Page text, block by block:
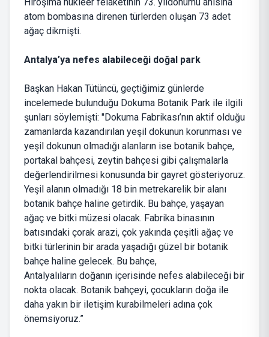
atom bombasına direnen türlerden oluşan 73 adet
ağaç dikmişti.
Antalya’ya nefes alabileceği doğal park
Başkan Hakan Tütüncü, geçtiğimiz günlerde
incelemede bulunduğu Dokuma Botanik Park ile ilgili
şunları söylemişti: "Dokuma Fabrikası’nın aktif olduğu
zamanlarda kazandırılan yeşil dokunun korunması ve
yeşil dokunun olmadığı alanların ise botanik bahçe,
portakal bahçesi, zeytin bahçesi gibi çalışmalarla
değerlendirilmesi konusunda bir gayret gösteriyoruz.
Yeşil alanın olmadığı 18 bin metrekarelik bir alanı
botanik bahçe haline getirdik. Bu bahçe, yaşayan
ağaç ve bitki müzesi olacak. Fabrika binasının
batısındaki çorak arazi, çok yakında çeşitli ağaç ve
bitki türlerinin bir arada yaşadığı güzel bir botanik
bahçe haline gelecek. Bu bahçe,
Antalyalıların doğanın içerisinde nefes alabileceği bir
nokta olacak. Botanik bahçeyi, çocukların doğa ile
daha yakın bir iletişim kurabilmeleri adına çok
önemsiyoruz.”